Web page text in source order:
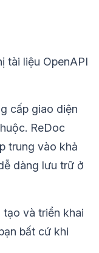
tài liệu OpenAPI
cấp giao diện
ReDoc
trung vào khả
dàng lưu trữ ở
và triển khai
bất cứ khi